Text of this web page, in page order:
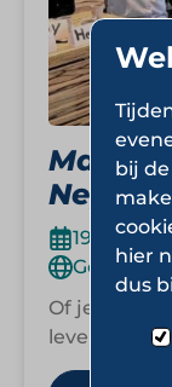
19
Golfbaan
Of je nu in
leverancier
bij
hier
dus